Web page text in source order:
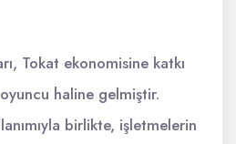
Tokat ekonomisine katkı
haline gelmiştir.
birlikte, işletmelerin